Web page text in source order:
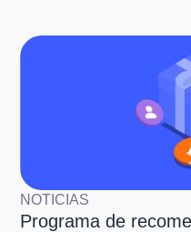
NOTICIAS
Programa de